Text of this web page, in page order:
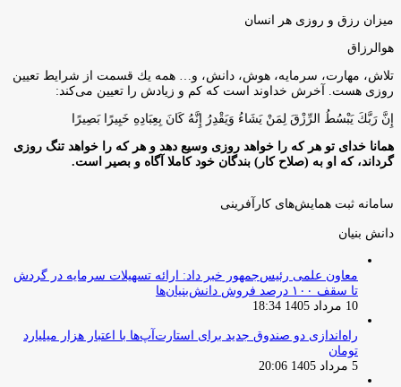
میزان رزق و روزی هر انسان
هوالرزاق
تلاش، مهارت، سرمايه، هوش، دانش، و… همه يك قسمت از شرايط تعيين
روزى هست. آخرش خداوند است كه كم و زيادش را تعيين مى‌كند:
إِنَّ رَبَّكَ يَبْسُطُ الرِّزْقَ لِمَنْ يَشَاءُ وَيَقْدِرُ إِنَّهُ كَانَ بِعِبَادِهِ خَبِيرًا بَصِيرًا
همانا خدای تو هر که را خواهد روزی وسیع دهد و هر که را خواهد تنگ روزی
گرداند، که او به (صلاح کار) بندگان خود کاملا آگاه و بصیر است.
سامانه ثبت همایش‌های کارآفرینی
دانش‌ بنیان‌
معاون علمی رئیس‌جمهور خبر داد: ارائه تسهیلات سرمایه در گردش
تا سقف ۱۰۰ درصد فروش دانش‌بنیان‌ها
10 مرداد 1405 18:34
راه‌اندازی دو صندوق جدید برای استارت‌آپ‌ها با اعتبار هزار میلیارد
تومان
5 مرداد 1405 20:06